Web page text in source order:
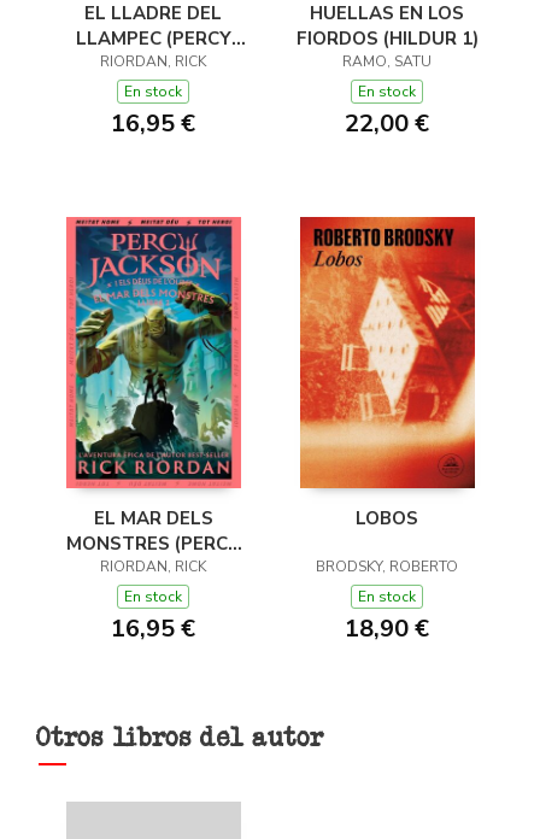
EL LLADRE DEL
LLAMPEC (PERCY
JACKSON I ELS DÉUS
DE L'OLIMP 1)
RIORDAN, RICK
En stock
16,95 €
HUELLAS EN LOS
FIORDOS (HILDUR 1)
RAMO, SATU
En stock
22,00 €
EL MAR DELS
MONSTRES (PERCY
JACKSON I ELS DÉUS
DE L'OLIMP 2)
RIORDAN, RICK
En stock
16,95 €
LOBOS
BRODSKY, ROBERTO
En stock
18,90 €
Otros libros del autor